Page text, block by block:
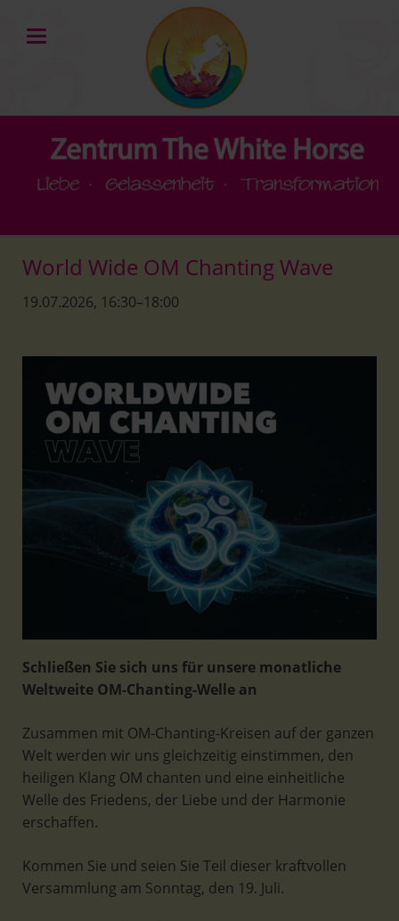
World Wide OM Chanting Wave
19.07.2026, 16:30–18:00
Schließen Sie sich uns für unsere monatliche
Weltweite OM-Chanting-Welle an
Zusammen mit OM-Chanting-Kreisen auf der ganzen
Welt werden wir uns gleichzeitig einstimmen, den
heiligen Klang OM chanten und eine einheitliche
Welle des Friedens, der Liebe und der Harmonie
erschaffen.
Kommen Sie und seien Sie Teil dieser kraftvollen
Versammlung am Sonntag, den 19. Juli.